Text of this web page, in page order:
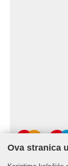
Ova stranica